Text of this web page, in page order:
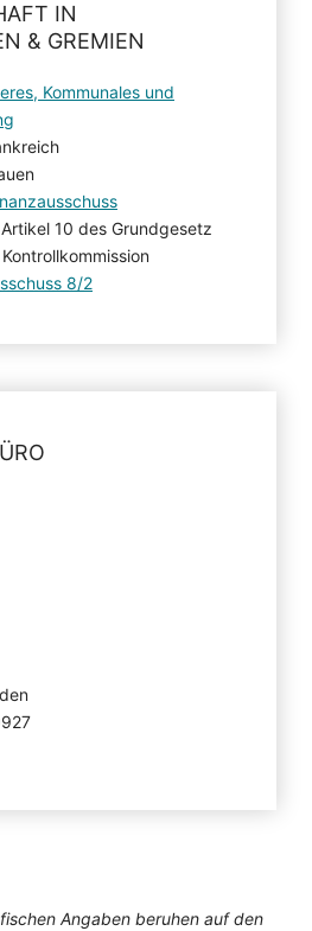
IN
& GREMIEN
Kommunales und
10 des Grundgesetz
8/2
Angaben beruhen auf den